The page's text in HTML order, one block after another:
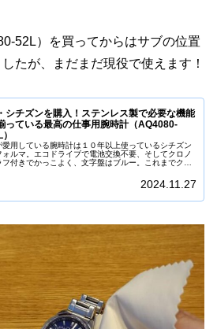
52L）を買ってからはサブの位置
たが、まだまだ現役で使えます！
シチズンを購入！ステンレス製で必要な機能
っている最高の仕事用腕時計（AQ4080-
愛用している腕時計は１０年以上使っているシチズン
ォルマ。エコドライブで電池交換不要、そしてクロノ
フ付きでかっこよく、文字盤はブルー。これまでクロ
2024.11.27